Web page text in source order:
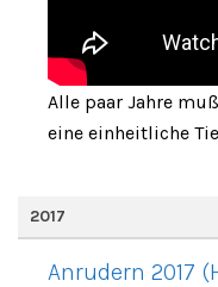
Alle paar Jahre
eine einheitliche
2017
Anrudern 2017